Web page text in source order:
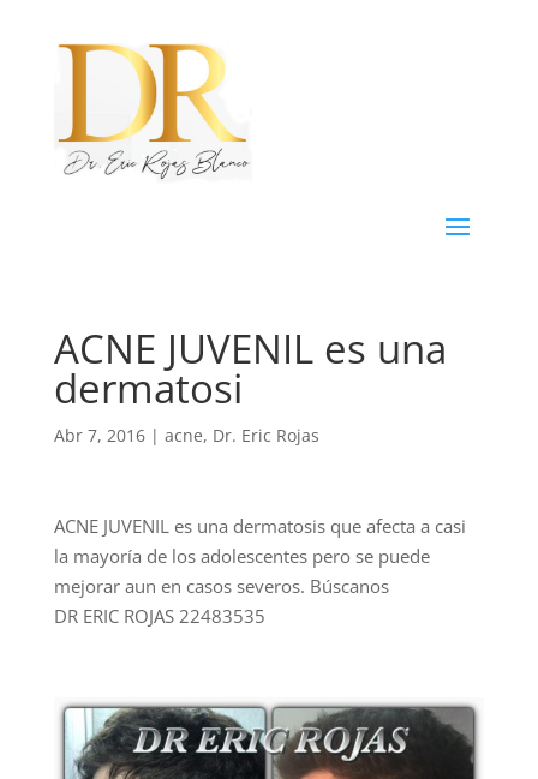
ACNE JUVENIL es una
dermatosi
Abr 7, 2016| acne, Dr. Eric Rojas
ACNE JUVENIL es una dermatosis que afecta a casi
la mayoría de los adolescentes pero se puede
mejorar aun en casos severos. Búscanos
DR ERIC ROJAS 22483535